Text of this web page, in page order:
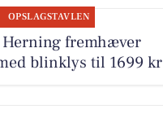
OPSLAGSTAVLEN
fremhæver
blinklys til 1699 kr